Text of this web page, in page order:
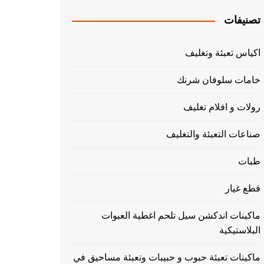
تصنيفات
اكياس تعبئة وتغليف
خامات سلوفان شرنك
رولات و افلام تغليف
صناعات التعبئة والتغليف
طبات
قطع غيار
ماكينات اندكشن سيل تلحم اغطية العبوات
البلاستيكية
ماكينات تعبئة حبوب و حبيبات وتعبئة مساحيق في